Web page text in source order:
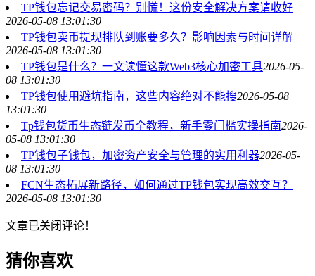
TP钱包忘记交易密码？别慌！这份安全解决方案请收好
2026-05-08 13:01:30
TP钱包卖币提现排队到账要多久？影响因素与时间详解
2026-05-08 13:01:30
TP钱包是什么？一文读懂这款Web3核心加密工具2026-05-
08 13:01:30
TP钱包使用避坑指南，这些内容绝对不能搜2026-05-08
13:01:30
Tp钱包货币生态链发币全教程，新手零门槛实操指南2026-
05-08 13:01:30
TP钱包子钱包，加密资产安全与管理的实用利器2026-05-
08 13:01:30
FCN生态拓展新路径，如何通过TP钱包实现高效交互？
2026-05-08 13:01:30
文章已关闭评论！
猜你喜欢